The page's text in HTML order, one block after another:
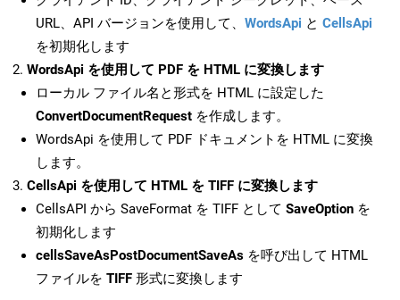
URL、API バージョンを使用して、 WordsApi と CellsApi
を初期化します
WordsApi を使用して PDF を HTML に変換します
ローカル ファイル名と形式を HTML に設定した
ConvertDocumentRequest を作成します。
WordsApi を使用して PDF ドキュメントを HTML に変換
します。
CellsApi を使用して HTML を TIFF に変換します
CellsAPI から SaveFormat を TIFF として SaveOption を
初期化します
cellsSaveAsPostDocumentSaveAs を呼び出して HTML
ファイルを TIFF 形式に変換します